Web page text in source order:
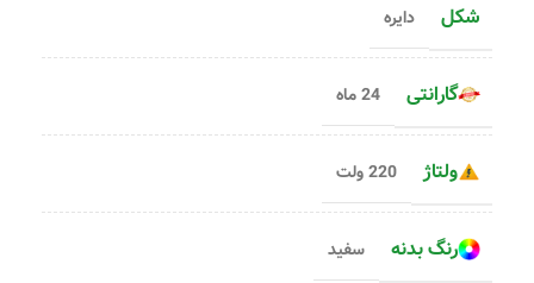
شکل دایره
گارانتی 24 ماه
ولتاژ 220 ولت
رنگ بدنه سفید